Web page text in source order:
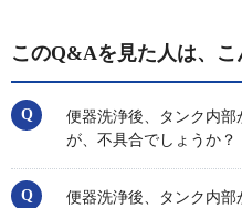
このQ&Aを見た人は、
便器洗浄後、タンク内
が、不具合でしょうか？
便器洗浄後、タンク内